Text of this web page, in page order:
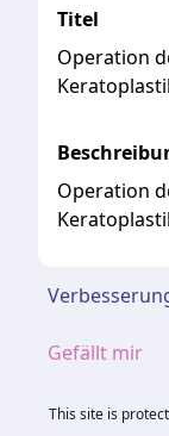
Titel
Operation
Operation
Gefällt mir
This site is